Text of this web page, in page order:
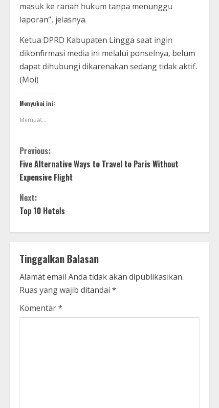
masuk ke ranah hukum tanpa menunggu
laporan”, jelasnya.
Ketua DPRD Kabupaten Lingga saat ingin
dikonfirmasi media ini melalui ponselnya, belum
dapat dihubungi dikarenakan sedang tidak aktif.
(Moi)
Menyukai ini:
Memuat...
Previous:
Five Alternative Ways to Travel to Paris Without
Expensive Flight
Next:
Top 10 Hotels
Tinggalkan Balasan
Alamat email Anda tidak akan dipublikasikan.
Ruas yang wajib ditandai *
Komentar*